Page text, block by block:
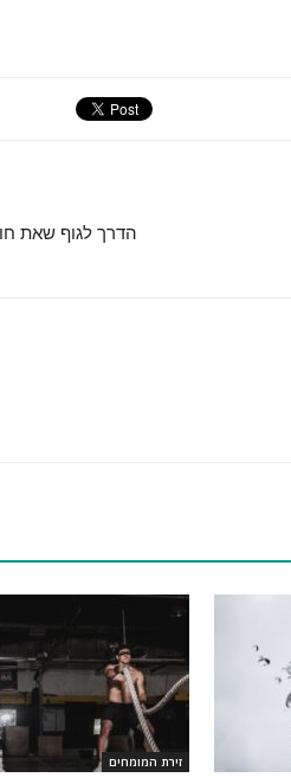
הדרך לגוף שאת
זירת המומחים